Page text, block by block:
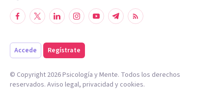
Accede Regístrate
© Copyright 2026Psicología y Mente. Todos los derechos
reservados. Aviso legal, privacidad y cookies.